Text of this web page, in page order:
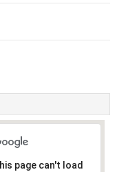
page can't load